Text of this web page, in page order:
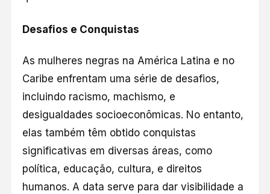
Desafios e Conquistas
As mulheres negras na América Latina e no
Caribe enfrentam uma série de desafios,
incluindo racismo, machismo, e
desigualdades socioeconômicas. No entanto,
elas também têm obtido conquistas
significativas em diversas áreas, como
política, educação, cultura, e direitos
humanos. A data serve para dar visibilidade a